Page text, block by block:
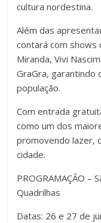
cultura nordestina.
Além das
contará com shows
Miranda, Vivi
GraGra, garantindo
população.
Com entrada
como um dos
promovendo lazer,
cidade.
PROGRAMAÇÃO –
Quadrilhas
Datas: 26 e 27 de